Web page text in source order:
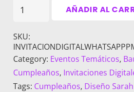
Personalizada
para
WhatsApp
-
Diseño
AÑADIR AL
SKU:
Category: Eventos Temáticos,
Cumpleaños, Invitaciones
Tags: Cumpleaños, Diseño